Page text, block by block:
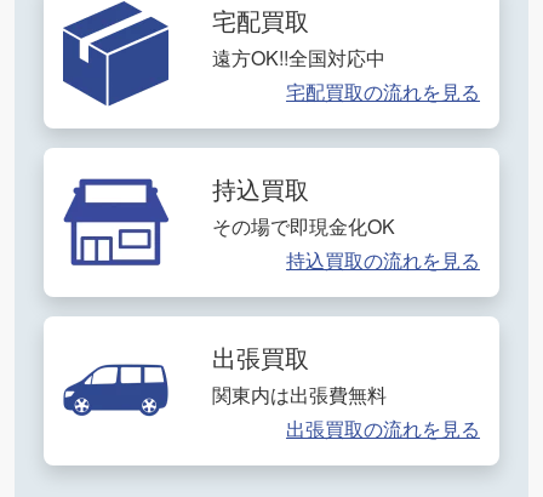
宅配買取
遠方OK!!全国対応中
宅配買取の流れを見る
持込買取
その場で即現金化OK
持込買取の流れを見る
出張買取
関東内は出張費無料
出張買取の流れを見る